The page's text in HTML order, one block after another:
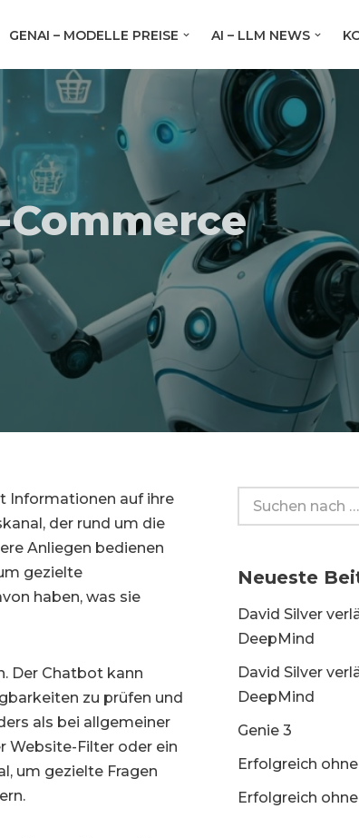
GENAI – MODELLE PREISE AI – LLM NEWS
Informationen auf ihre
der rund um die
Anliegen bedienen
gezielte
haben, was sie
Der Chatbot kann
zu prüfen und
als bei allgemeiner
Website-Filter oder ein
um gezielte Fragen
Neueste
David Silver
DeepMind
David Silver
DeepMind
Genie 3
Erfolgreich
Erfolgreich